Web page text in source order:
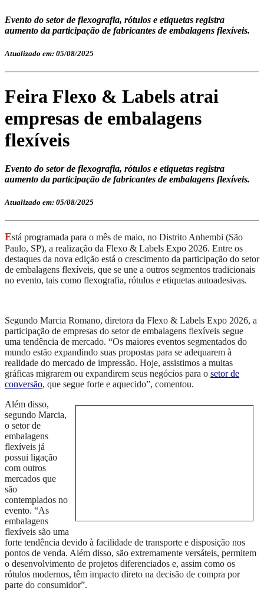
Evento do setor de flexografia, rótulos e etiquetas registra
aumento da participação de fabricantes de embalagens flexíveis.
Atualizado em: 05/08/2025
Feira Flexo & Labels atrai
empresas de embalagens
flexíveis
Evento do setor de flexografia, rótulos e etiquetas registra
aumento da participação de fabricantes de embalagens flexíveis.
Atualizado em: 05/08/2025
Está programada para o mês de maio, no Distrito Anhembi (São
Paulo, SP), a realização da Flexo & Labels Expo 2026. Entre os
destaques da nova edição está o crescimento da participação do setor
de embalagens flexíveis, que se une a outros segmentos tradicionais
no evento, tais como flexografia, rótulos e etiquetas autoadesivas.
Segundo Marcia Romano, diretora da Flexo & Labels Expo 2026, a
participação de empresas do setor de embalagens flexíveis segue
uma tendência de mercado. “Os maiores eventos segmentados do
mundo estão expandindo suas propostas para se adequarem à
realidade do mercado de impressão. Hoje, assistimos a muitas
gráficas migrarem ou expandirem seus negócios para o setor de
conversão, que segue forte e aquecido”, comentou.
Além disso,
segundo Marcia,
o setor de
embalagens
flexíveis já
possui ligação
com outros
mercados que
são
contemplados no
evento. “As
embalagens
flexíveis são uma
forte tendência devido à facilidade de transporte e disposição nos
pontos de venda. Além disso, são extremamente versáteis, permitem
o desenvolvimento de projetos diferenciados e, assim como os
rótulos modernos, têm impacto direto na decisão de compra por
parte do consumidor”.